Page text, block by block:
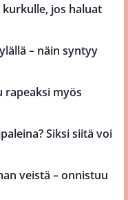
jos haluat
– näin syntyy
rapeaksi myös
Siksi siitä voi
veistä – onnistuu